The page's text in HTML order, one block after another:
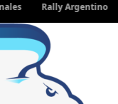
Rally Argentino WEC